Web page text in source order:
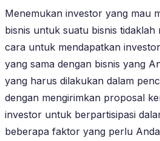
Menemukan investor yang mau
bisnis untuk suatu bisnis tidaklah
cara untuk mendapatkan
yang sama dengan bisnis yang
yang harus dilakukan dalam
dengan mengirimkan proposal
investor untuk berpartisipasi
beberapa faktor yang perlu